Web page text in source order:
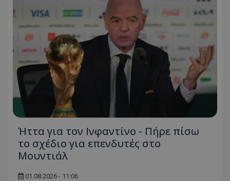
Ήττα για τον Ινφαντίνο - Πήρε πίσω
το σχέδιο για επενδυτές στο
Μουντιάλ
01.08.2026 - 11:06